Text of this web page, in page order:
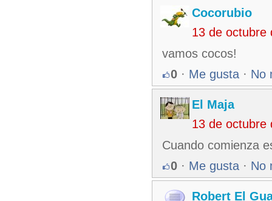
Cocorubio
13 de octubre
vamos cocos!
0 · Me gusta · No
El Maja
13 de octubre
Cuando comienza
0 · Me gusta · No
Robert El